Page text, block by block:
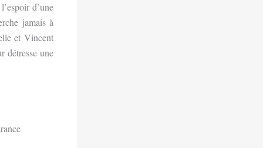
d’une
jamais à
etVincent
détresse une